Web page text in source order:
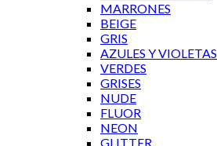
MARRONES
BEIGE
GRIS
AZULES Y VIOLETAS
VERDES
GRISES
NUDE
FLUOR
NEON
GLITTER